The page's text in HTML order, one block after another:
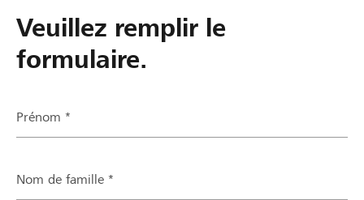
Veuillez remplir le
formulaire.
Prénom *
Nom de famille *